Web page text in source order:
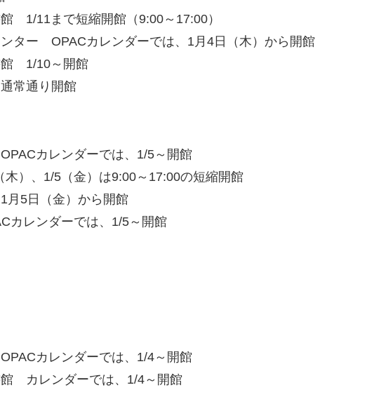
1/11まで短縮開館（9:00～17:00）
ター OPACカレンダーでは、1月4日（木）から開館
館 1/10～開館
常通り開館
カレンダーでは、1/5～開館
）、1/5（金）は9:00～17:00の短縮開館
5日（金）から開館
カレンダーでは、1/5～開館
カレンダーでは、1/4～開館
カレンダーでは、1/4～開館